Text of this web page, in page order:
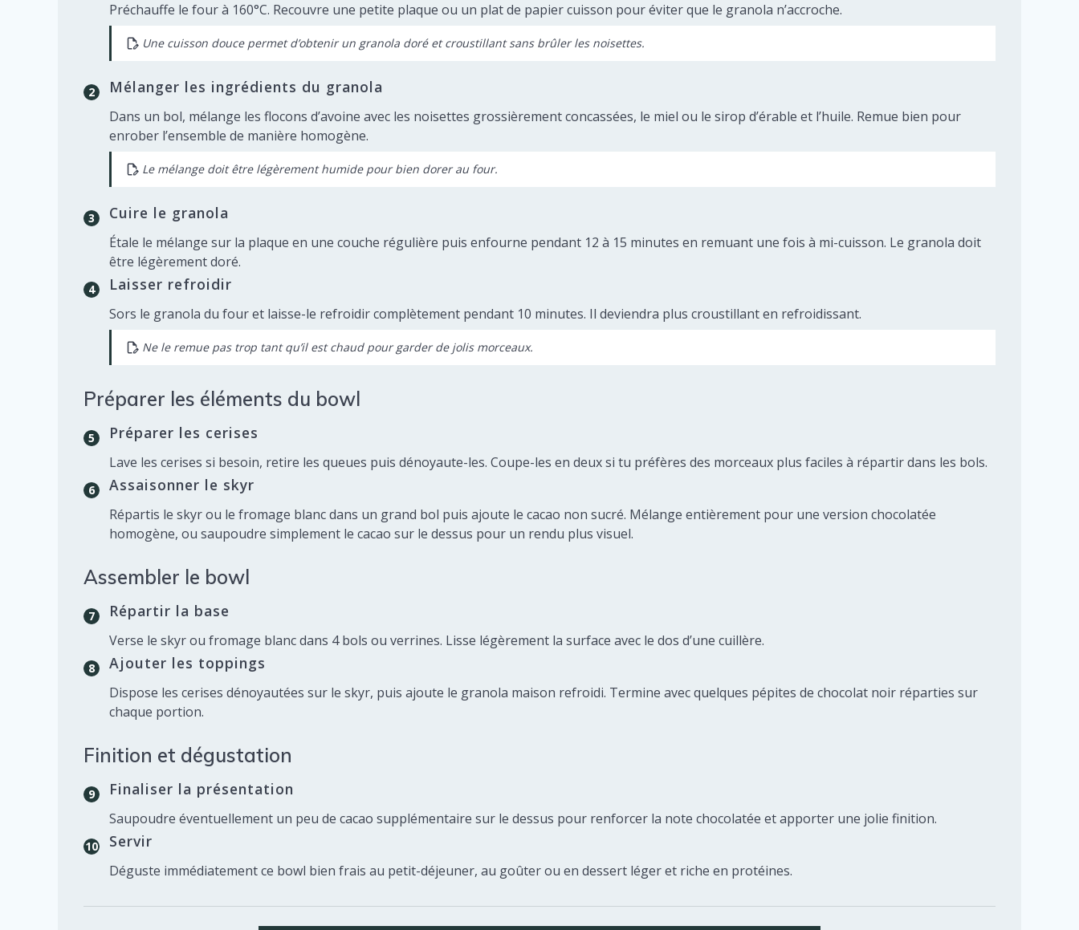
Préchauffe le four à 160°C. Recouvre une petite plaque ou un plat de papier cuisson pour éviter que le granola n’accroche.
Une cuisson douce permet d’obtenir un granola doré et croustillant sans brûler les noisettes.
Mélanger les ingrédients du granola
Dans un bol, mélange les flocons d’avoine avec les noisettes grossièrement concassées, le miel ou le sirop d’érable et l’huile. Remue bien pour
enrober l’ensemble de manière homogène.
Le mélange doit être légèrement humide pour bien dorer au four.
Cuire le granola
Étale le mélange sur la plaque en une couche régulière puis enfourne pendant 12 à 15 minutes en remuant une fois à mi-cuisson. Le granola doit
être légèrement doré.
Laisser refroidir
Sors le granola du four et laisse-le refroidir complètement pendant 10 minutes. Il deviendra plus croustillant en refroidissant.
Ne le remue pas trop tant qu’il est chaud pour garder de jolis morceaux.
Préparer les éléments du bowl
Préparer les cerises
Lave les cerises si besoin, retire les queues puis dénoyaute-les. Coupe-les en deux si tu préfères des morceaux plus faciles à répartir dans les bols.
Assaisonner le skyr
Répartis le skyr ou le fromage blanc dans un grand bol puis ajoute le cacao non sucré. Mélange entièrement pour une version chocolatée
homogène, ou saupoudre simplement le cacao sur le dessus pour un rendu plus visuel.
Assembler le bowl
Répartir la base
Verse le skyr ou fromage blanc dans 4 bols ou verrines. Lisse légèrement la surface avec le dos d’une cuillère.
Ajouter les toppings
Dispose les cerises dénoyautées sur le skyr, puis ajoute le granola maison refroidi. Termine avec quelques pépites de chocolat noir réparties sur
chaque portion.
Finition et dégustation
Finaliser la présentation
Saupoudre éventuellement un peu de cacao supplémentaire sur le dessus pour renforcer la note chocolatée et apporter une jolie finition.
Servir
Déguste immédiatement ce bowl bien frais au petit-déjeuner, au goûter ou en dessert léger et riche en protéines.